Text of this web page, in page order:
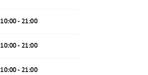
10:00 - 21:00
10:00 - 21:00
10:00 - 21:00